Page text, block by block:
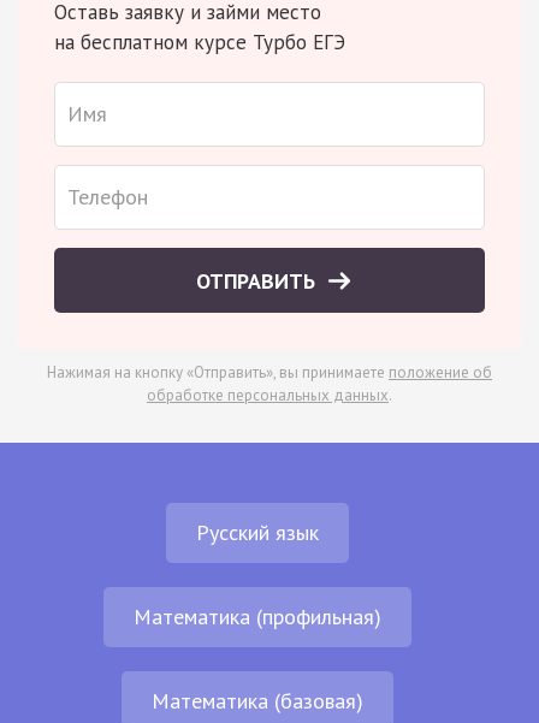
Оставь заявку и займи место
на бесплатном курсе Турбо ЕГЭ
ОТПРАВИТЬ
Нажимая на кнопку «Отправить», вы принимаете положение об
обработке персональных данных.
Русский язык
Математика (профильная)
Математика (базовая)